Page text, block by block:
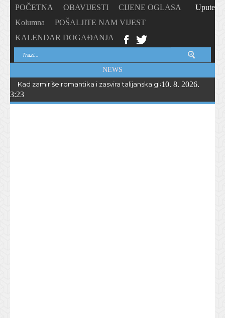
POČETNA OBAVIJESTI
CIJENE OGLASA
Kolumna
POŠALJITE NAM VIJEST
KALENDAR DOGAĐANJA
Upute
NEWS
Kad zamiriše romantika i zasvira talijanska glazba… Peta „Serata
10. 8. 2026.
3:23